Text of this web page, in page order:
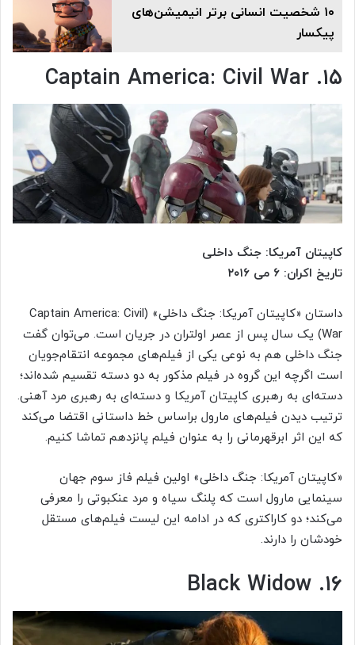
۱۰ شخصیت انسانی برتر انیمیشن‌های
پیکسار
۱۵. Captain America: Civil War
کاپیتان آمریکا: جنگ داخلی
تاریخ اکران: ۶ می ۲۰۱۶
داستان «کاپیتان آمریکا: جنگ داخلی» (Captain America: Civil
War) یک سال پس از عصر اولتران در جریان است. می‌توان گفت
جنگ داخلی هم به نوعی یکی از فیلم‌های مجموعه انتقام‌جویان
است اگرچه این گروه در فیلم مذکور به دو دسته تقسیم شده‌اند؛
دسته‌‎ای به رهبری کاپیتان آمریکا و دسته‌ای به رهبری مرد آهنی.
ترتیب دیدن فیلم‌های مارول براساس خط داستانی اقتضا می‌کند
که این اثر ابرقهرمانی را به عنوان فیلم پانزدهم تماشا کنیم.
«کاپیتان آمریکا: جنگ داخلی» اولین فیلم فاز سوم جهان
سینمایی مارول است که پلنگ سیاه و مرد عنکبوتی را معرفی
می‌کند؛ دو کاراکتری که در ادامه این لیست فیلم‌های مستقل
خودشان را دارند.
۱۶. Black Widow